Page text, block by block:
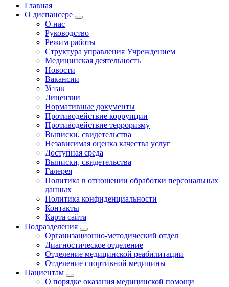
Главная
О диспансере
О нас
Руководство
Режим работы
Структура управления Учреждением
Медицинская деятельность
Новости
Вакансии
Устав
Лицензии
Нормативные документы
Противодействие коррупции
Противодействие терроризму
Выписки, свидетельства
Независимая оценка качества услуг
Доступная среда
Выписки, свидетельства
Галерея
Политика в отношении обработки персональных
данных
Политика конфиденциальности
Контакты
Карта сайта
Подразделения
Организационно-методический отдел
Диагностическое отделение
Отделение медицинской реабилитации
Отделение спортивной медицины
Пациентам
О порядке оказания медицинской помощи